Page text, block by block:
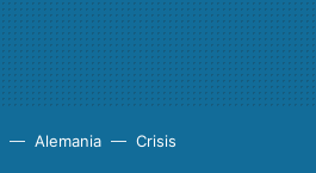
Alemania Crisis